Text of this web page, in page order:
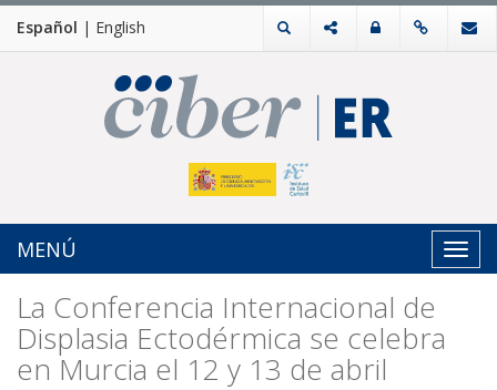
Español | English
MENÚ
La Conferencia Internacional de
Displasia Ectodérmica se celebra
en Murcia el 12 y 13 de abril